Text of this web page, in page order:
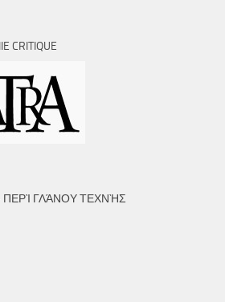
CRITIQUE
– ΠΕΡῚ ΓΛΆΝΟΥ ΤΕΧΝῊΣ